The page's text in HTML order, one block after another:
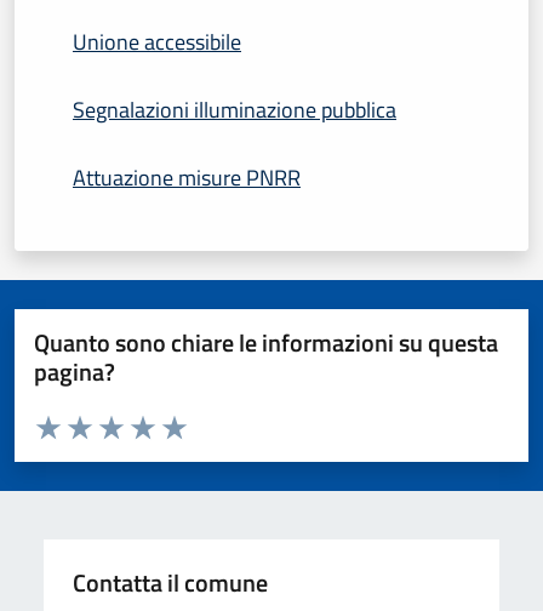
Unione accessibile
Segnalazioni illuminazione pubblica
Attuazione misure PNRR
Quanto sono chiare le informazioni su questa
pagina?
Domanda
Valuta da 1 a 5 stelle la pagina
Valuta 5 stelle su 5
Valuta 4 stelle su 5
Valuta 3 stelle su 5
Valuta 2 stelle su 5
Valuta 1 stelle su 5
Contatta il comune